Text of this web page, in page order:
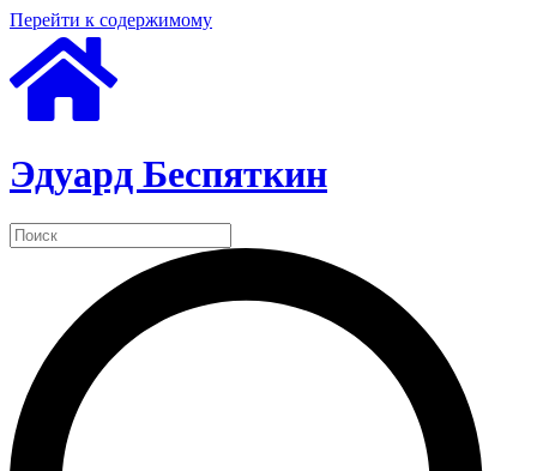
Перейти к содержимому
Эдуард Беспяткин